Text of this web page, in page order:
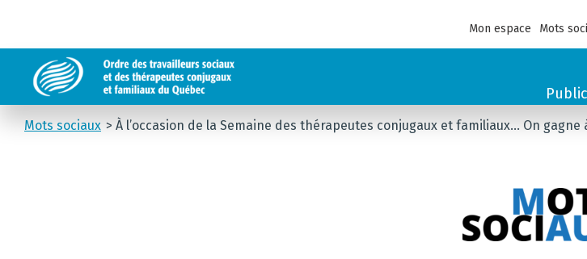
Mon espace Mots
Public
Mots sociaux À l’occasion de la Semaine des thérapeutes conjugaux et familiaux… On gagne